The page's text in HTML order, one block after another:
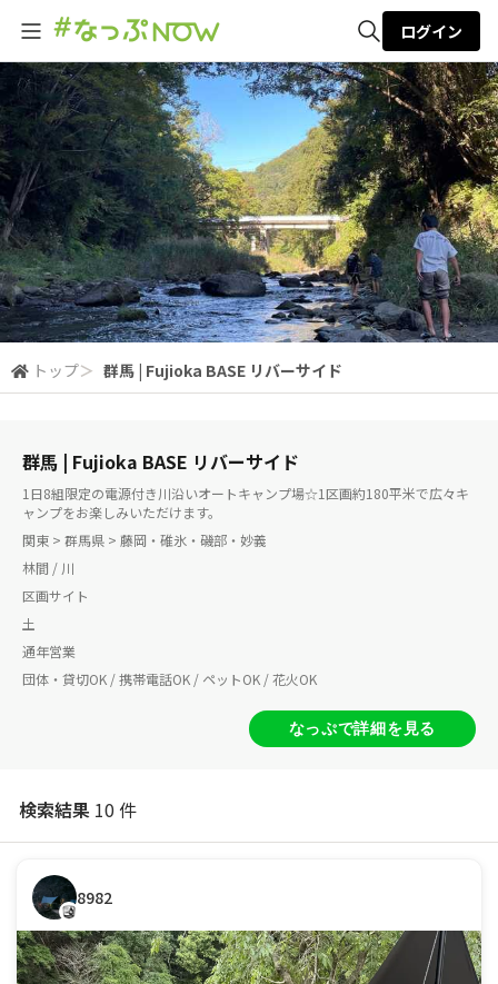
全体検索
検索
ログイン
トップ＞ 群馬 | Fujioka BASE リバーサイド
群馬 | Fujioka BASE リバーサイド
1日8組限定の電源付き川沿いオートキャンプ場☆1区画約180平米で広々キ
ャンプをお楽しみいただけます。
関東 > 群馬県 > 藤岡・碓氷・磯部・妙義
林間 / 川
区画サイト
土
通年営業
団体・貸切OK / 携帯電話OK / ペットOK / 花火OK
なっぷで詳細を見る
検索結果 10 件
8982